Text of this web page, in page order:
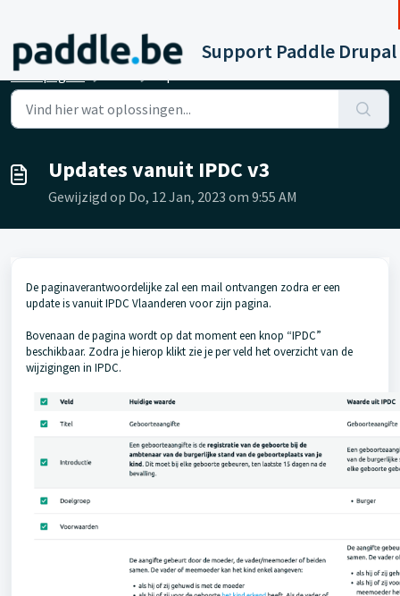
Doorgaan naar hoofdinhoud
Support Paddle Drupal
Startpagina
Updates vanuit IPDC v3
Gewijzigd op Do, 12 Jan, 2023 om 9:55 AM
De paginaverantwoordelijke zal een mail ontvangen zodra er een
update is vanuit IPDC Vlaanderen voor zijn pagina.
Bovenaan de pagina wordt op dat moment een knop “IPDC”
beschikbaar. Zodra je hierop klikt zie je per veld het overzicht van de
wijzigingen in IPDC.